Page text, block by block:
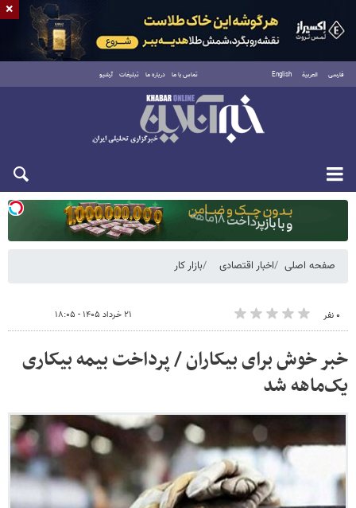
فارسی العربية English تماس با ما درباره ما تبلیغات آرشیو
دوشنبه ۱۹ مرداد ۱۴۰۵
صفحه اصلی اخبار اقتصادی بازار کار
۰ نفر ۲۱ خرداد ۱۴۰۵ - ۱۸:۰۵
خبر خوش برای بیکاران / پرداخت بیمه بیکاری
یک‌ماهه شد
×